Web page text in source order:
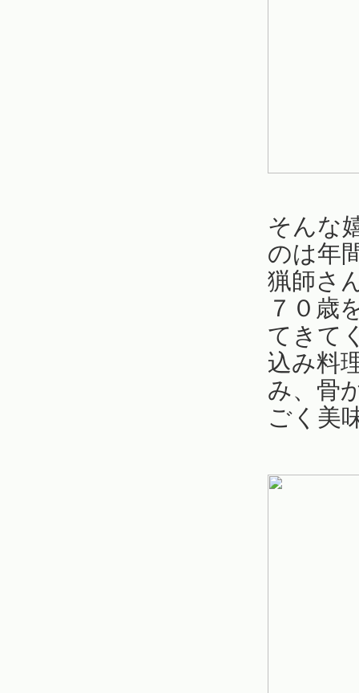
そんな
のは年
猟師さ
７０歳
てきて
込み料
み、骨
ごく美